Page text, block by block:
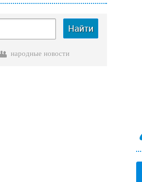
Найти
народные новости